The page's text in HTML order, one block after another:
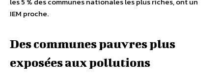
IEM proche.
Des communes pauvres plus
exposées aux pollutions